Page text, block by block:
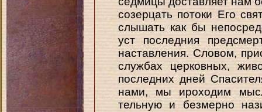
созерцать потоки Его
слышать как бы
уст последния
наставления. Словом,
службах церковных,
последних дней
нами, мы ироходим
тельную и безмерно